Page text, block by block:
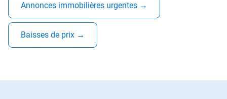
Annonces immobilières urgentes →
Baisses de prix →